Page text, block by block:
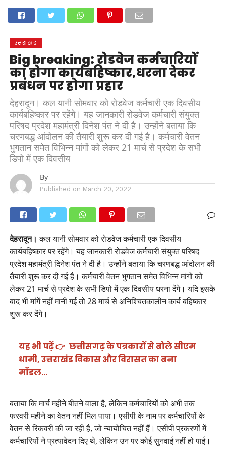
देहरादूननैनीताल
मनोरंजन
उत्तराखंड
Big breaking: रोडवेज कर्मचारियों
का होगा कार्यबहिष्कार,धरना देकर
प्रबंधन पर होगा प्रहार
देहरादून। कल यानी सोमवार को रोडवेज कर्मचारी एक दिवसीय
कार्यबहिष्कार पर रहेंगे। यह जानकारी रोडवेज कर्मचारी संयुक्त
परिषद प्रदेश महामंत्री दिनेश पंत ने दी है। उन्होंने बताया कि
चरणबद्ध आंदोलन की तैयारी शुरू कर दी गई है। कर्मचारी वेतन
भुगतान समेत विभिन्न मांगों को लेकर 21 मार्च से प्रदेश के सभी
डिपो में एक दिवसीय
By
Published on March 20, 2022
देहरादून। कल यानी सोमवार को रोडवेज कर्मचारी एक दिवसीय
कार्यबहिष्कार पर रहेंगे। यह जानकारी रोडवेज कर्मचारी संयुक्त परिषद
प्रदेश महामंत्री दिनेश पंत ने दी है। उन्होंने बताया कि चरणबद्ध आंदोलन की
तैयारी शुरू कर दी गई है। कर्मचारी वेतन भुगतान समेत विभिन्न मांगों को
लेकर 21 मार्च से प्रदेश के सभी डिपो में एक दिवसीय धरना देंगे। यदि इसके
बाद भी मांगें नहीं मानी गई तो 28 मार्च से अनिश्चितकालीन कार्य बहिष्कार
शुरू कर देंगे।
यह भी पढ़ें 👉 छत्तीसगढ़ के पत्रकारों से बोले सीएम
धामी, उत्तराखंड विकास और विरासत का बना
मॉडल…
बताया कि मार्च महीने बीतने वाला है, लेकिन कर्मचारियों को अभी तक
फरवरी महीने का वेतन नहीं मिल पाया। एसीपी के नाम पर कर्मचारियों के
वेतन से रिकवरी की जा रही है, जो न्यायोचित नहीं हैं। एसीपी प्रकरणों में
कर्मचारियों ने प्रत्यावेदन दिए थे, लेकिन उन पर कोई सुनवाई नहीं हो पाई।